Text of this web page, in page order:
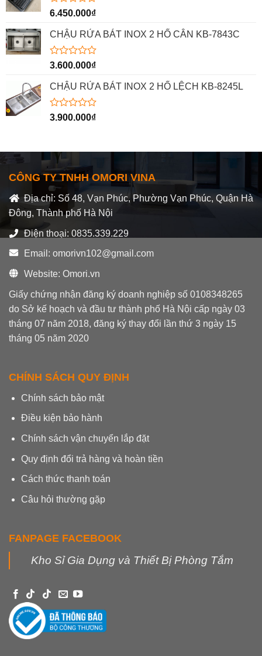
Được
hạng
0
5
6.450.000₫
CHẬU RỬA BÁT INOX 2 HỐ CÂN KB-7843C
Được
hạng
0
5
3.600.000₫
CHẬU RỬA BÁT INOX 2 HỐ LỆCH KB-8245L
Được
5
sao
3.900.000₫
CÔNG TY TNHH OMORI VINA
Địa chỉ: Số 48, Vạn Phúc, Phường Vạn Phúc, Quận Hà
Đông, Thành phố Hà Nội
Điện thoại: 0835.339.229
Email: omorivn102@gmail.com
Website: Omori.vn
Giấy chứng nhận đăng ký doanh nghiệp số 0108348265
do Sở kế hoạch và đầu tư thành phố Hà Nội cấp ngày 03
tháng 07 năm 2018, đăng ký thay đổi lần thứ 3 ngày 15
tháng 05 năm 2020
CHÍNH SÁCH QUY ĐỊNH
Chính sách bảo mật
Điều kiện bảo hành
Chính sách vận chuyển lắp đặt
Quy định đổi trả hàng và hoàn tiền
Cách thức thanh toán
Câu hỏi thường gặp
FANPAGE FACEBOOK
Kho Sỉ Gia Dụng và Thiết Bị Phòng Tắm